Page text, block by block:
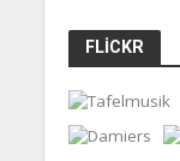
FLICKR